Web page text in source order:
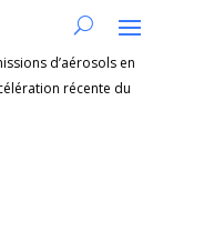
d’aérosols en
récente du